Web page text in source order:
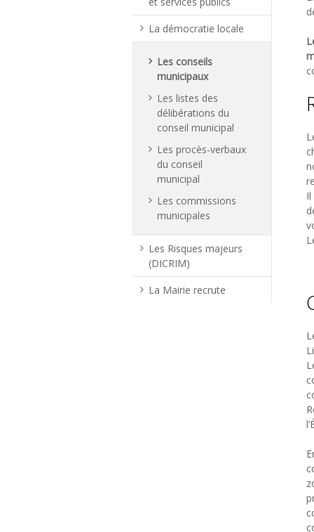
La démocratie locale
Les conseils
municipaux
Les listes des
délibérations du
conseil municipal
Les procès-verbaux
du conseil
municipal
Les commissions
municipales
Les Risques majeurs
(DICRIM)
La Mairie recrute